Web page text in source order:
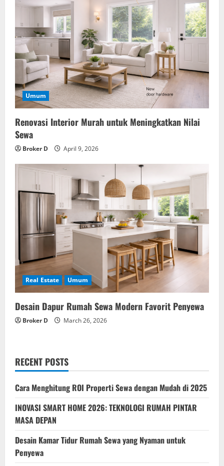
Umum
Renovasi Interior Murah untuk Meningkatkan Nilai
Sewa
Broker D April 9, 2026
Real Estate Umum
Desain Dapur Rumah Sewa Modern Favorit Penyewa
Broker D March 26, 2026
RECENT POSTS
Cara Menghitung ROI Properti Sewa dengan Mudah di 2025
INOVASI SMART HOME 2026: TEKNOLOGI RUMAH PINTAR
MASA DEPAN
Desain Kamar Tidur Rumah Sewa yang Nyaman untuk
Penyewa